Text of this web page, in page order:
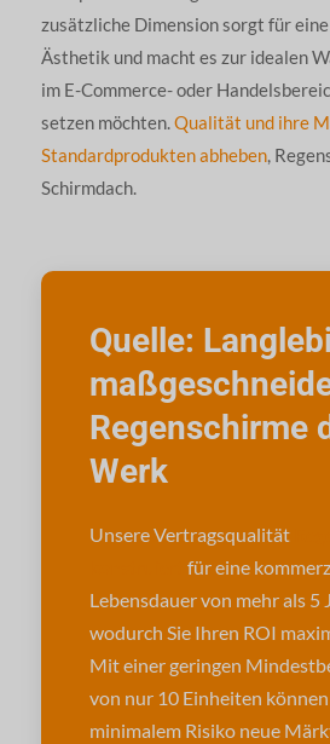
zusätzliche Dimension sorgt für
Ästhetik und macht es zur idealen
im E-Commerce- oder
setzen möchten.Qualität und ihre
Standardprodukten abheben,
Schirmdach.
Quelle:
Regenschirme
Werk
Unsere Vertragsqualität
für eine
Lebensdauer von mehr als 5
wodurch Sie Ihren ROI
Mit einer geringen
von nur 10 Einheiten
minimalem Risiko neue